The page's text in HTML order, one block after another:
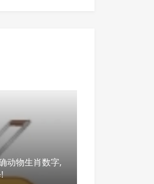
动物生肖数字,